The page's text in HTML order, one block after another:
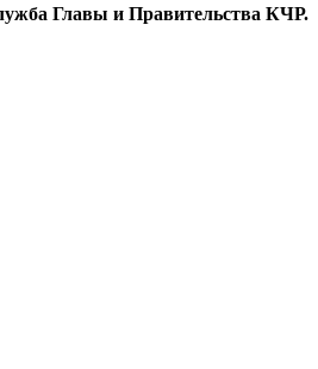
Главы и Правительства КЧР.